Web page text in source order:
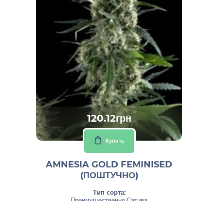
120.12грн
Купить
AMNESIA GOLD FEMINISED
(ПОШТУЧНО)
Тип сорта: